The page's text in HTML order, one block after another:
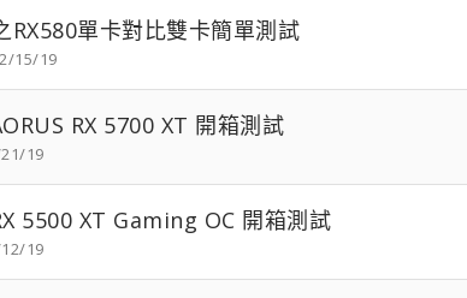
RX580單卡對比雙卡簡單測試
15/19
RX 5700 XT 開箱測試
19
5500 XT Gaming OC 開箱測試
19